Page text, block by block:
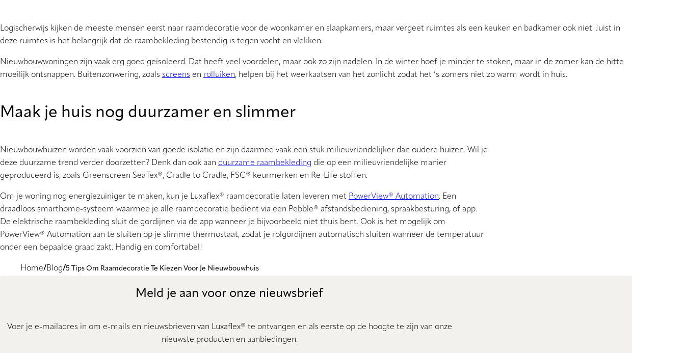
Logischerwijs kijken de meeste mensen eerst naar raamdecoratie voor de woonkamer en slaapkamers, maar vergeet ruimtes als een keuken en badkamer ook niet. Juist in
deze ruimtes is het belangrijk dat de raambekleding bestendig is tegen vocht en vlekken.
Nieuwbouwwoningen zijn vaak erg goed geïsoleerd. Dat heeft veel voordelen, maar ook zo zijn nadelen. In de winter hoef je minder te stoken, maar in de zomer kan de hitte
moeilijk ontsnappen. Buitenzonwering, zoals screens en rolluiken, helpen bij het weerkaatsen van het zonlicht zodat het ’s zomers niet zo warm wordt in huis.
Maak je huis nog duurzamer en slimmer
Nieuwbouwhuizen worden vaak voorzien van goede isolatie en zijn daarmee vaak een stuk milieuvriendelijker dan oudere huizen. Wil je
deze duurzame trend verder doorzetten? Denk dan ook aan duurzame raambekleding die op een milieuvriendelijke manier
geproduceerd is, zoals Greenscreen SeaTex®, Cradle to Cradle, FSC® keurmerken en Re-Life stoffen.
Om je woning nog energiezuiniger te maken, kun je Luxaflex® raamdecoratie laten leveren met PowerView® Automation. Een
draadloos smarthome-systeem waarmee je alle raamdecoratie bedient via een Pebble® afstandsbediening, spraakbesturing, of app.
De elektrische raambekleding sluit de gordijnen via de app wanneer je bijvoorbeeld niet thuis bent. Ook is het mogelijk om
PowerView® Automation aan te sluiten op je slimme thermostaat, zodat je rolgordijnen automatisch sluiten wanneer de temperatuur
onder een bepaalde graad zakt. Handig en comfortabel!
Home Blog 5 Tips Om Raamdecoratie Te Kiezen Voor Je Nieuwbouwhuis
Meld je aan voor onze nieuwsbrief
Voer je e-mailadres in om e-mails en nieuwsbrieven van Luxaflex® te ontvangen en als eerste op de hoogte te zijn van onze
nieuwste producten en aanbiedingen.